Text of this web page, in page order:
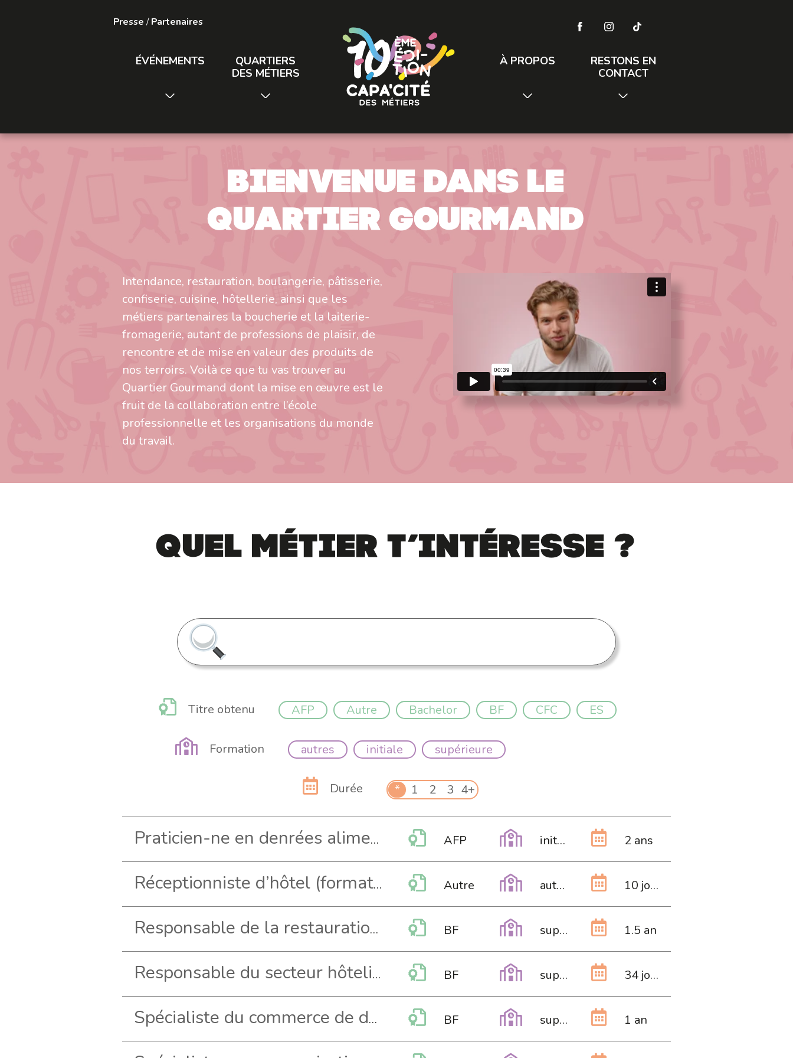
Presse/Partenaires
ÉVÉNEMENTS
QUARTIERS
DES MÉTIERS
À PROPOS
RESTONS EN
CONTACT
Bienvenue dans le
quartier gourmand
Intendance, restauration, boulangerie, pâtisserie,
confiserie, cuisine, hôtellerie, ainsi que les
métiers partenaires la boucherie et la laiterie-
fromagerie, autant de professions de plaisir, de
rencontre et de mise en valeur des produits de
nos terroirs. Voilà ce que tu vas trouver au
Quartier Gourmand dont la mise en œuvre est le
fruit de la collaboration entre l’école
professionnelle et les organisations du monde
du travail.
Quel métier t’intéresse ?
Titre obtenu AFP Autre Bachelor BF CFC ES
Formation autres initiale supérieure
Durée * 1 2 3 4+
Praticien-ne en denrées alimentaires AFP AFP initiale 2 ans
Réceptionniste d’hôtel (formation hotelleriesuisse) Autre autres 10 jours
Responsable de la restauration BF BF supérieure 1.5 an
Responsable du secteur hôtelier-intendance BF BF supérieure 34 jours
Spécialiste du commerce de détail BF BF supérieure 1 an